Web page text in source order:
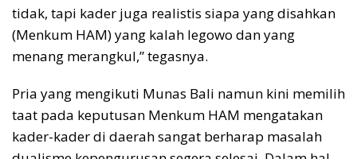
tidak, tapi kader juga realistis siapa yang disahkan
(Menkum HAM) yang kalah legowo dan yang
menang merangkul,” tegasnya.
Pria yang mengikuti Munas Bali namun kini memilih
taat pada keputusan Menkum HAM mengatakan
kader-kader di daerah sangat berharap masalah